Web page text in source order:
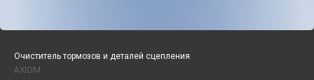
Очиститель тормозов и деталей сцепления
AXIOM